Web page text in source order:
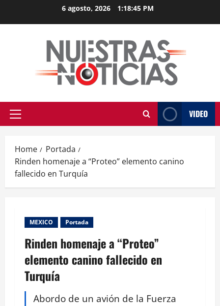
6 agosto, 2026 1:18:45 PM
Primary
VIDEO
Home
Portada
Rinden homenaje a “Proteo” elemento canino
fallecido en Turquía
MEXICO Portada
Rinden homenaje a “Proteo”
elemento canino fallecido en
Turquía
Abordo de un avión de la Fuerza